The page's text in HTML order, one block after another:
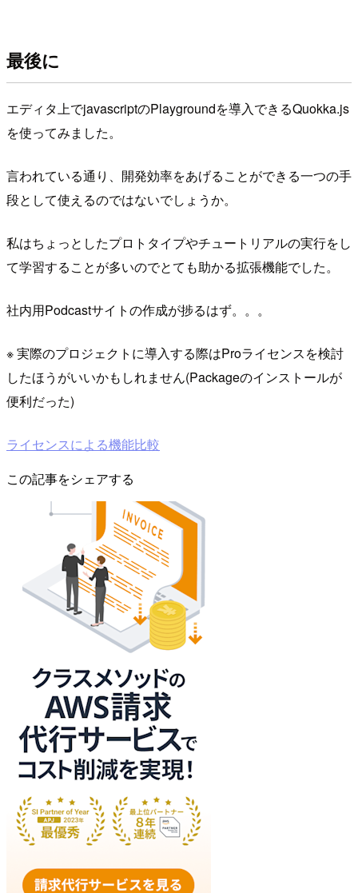
最後に
エディタ上でjavascriptのPlaygroundを導入できるQuokka.js
を使ってみました。
言われている通り、開発効率をあげることができる一つの手
段として使えるのではないでしょうか。
私はちょっとしたプロトタイプやチュートリアルの実行をし
て学習することが多いのでとても助かる拡張機能でした。
社内用Podcastサイトの作成が捗るはず。。。
※ 実際のプロジェクトに導入する際はProライセンスを検討
したほうがいいかもしれません(Packageのインストールが
便利だった)
ライセンスによる機能比較
この記事をシェアする